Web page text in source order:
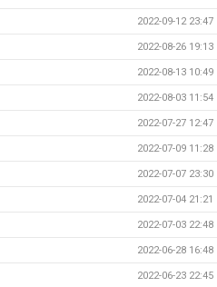
2022-09-12 23:47
2022-08-26 19:13
2022-08-13 10:49
2022-08-03 11:54
2022-07-27 12:47
2022-07-09 11:28
2022-07-07 23:30
2022-07-04 21:21
2022-07-03 22:48
2022-06-28 16:48
2022-06-23 22:45